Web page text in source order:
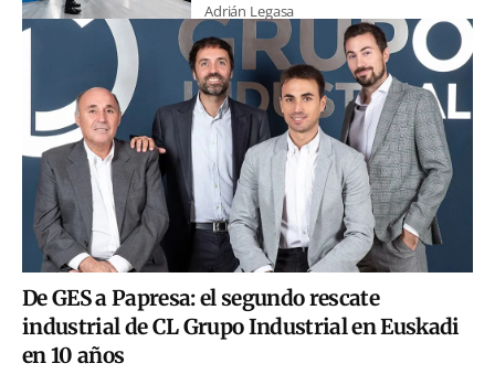
Adrián Legasa
De GES a Papresa: el segundo rescate
industrial de CL Grupo Industrial en Euskadi
en 10 años